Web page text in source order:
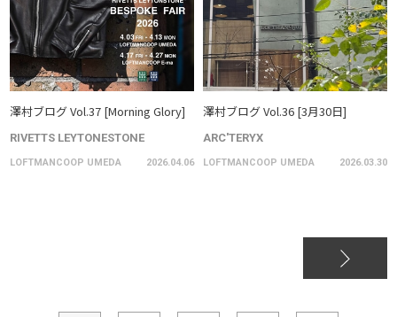
澤村ブログ Vol.37 [Morning Glory]
RIVETTS LEYTONESTONE
LOFTMANCOOP UMEDA 2026.04.06
澤村ブログ Vol.36 [3月30日]
ARC'TERYX
LOFTMANCOOP UMEDA 2026.03.30